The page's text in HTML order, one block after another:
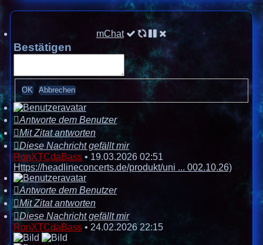
mChat
Bestätigen
Antworte dem Benutzer
Mit Zitat antworten
Diese Nachricht gefällt mir
RonXTCdaBass • 19.03.2026 02:51
Https://headlineconcerts.de/produkt/uni ... 002.10.26)
Antworte dem Benutzer
Mit Zitat antworten
Diese Nachricht gefällt mir
RonXTCdaBass • 24.02.2026 22:15